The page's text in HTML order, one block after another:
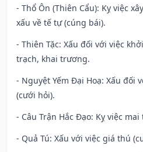
- Thổ Ôn (Thiên Cẩu): Kỵ việc
xấu về tế tự (cúng bái).
- Thiên Tặc: Xấu đối với việc
trạch, khai trương.
- Nguyệt Yếm Đại Hoạ: Xấu đối
(cưới hỏi).
- Câu Trận Hắc Đạo: Kỵ việc mai
- Quả Tú: Xấu với việc giá thú